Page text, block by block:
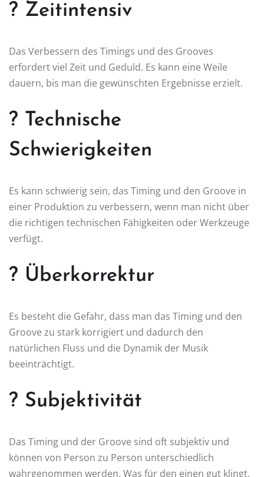
? Zeitintensiv
Das Verbessern des Timings und des Grooves
erfordert viel Zeit und Geduld. Es kann eine Weile
dauern, bis man die gewünschten Ergebnisse erzielt.
? Technische
Schwierigkeiten
Es kann schwierig sein, das Timing und den Groove in
einer Produktion zu verbessern, wenn man nicht über
die richtigen technischen Fähigkeiten oder Werkzeuge
verfügt.
? Überkorrektur
Es besteht die Gefahr, dass man das Timing und den
Groove zu stark korrigiert und dadurch den
natürlichen Fluss und die Dynamik der Musik
beeinträchtigt.
? Subjektivität
Das Timing und der Groove sind oft subjektiv und
können von Person zu Person unterschiedlich
wahrgenommen werden. Was für den einen gut klingt,